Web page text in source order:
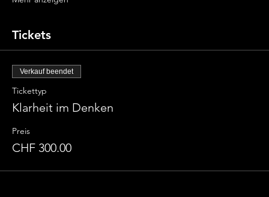
Tickets
Verkauf beendet
Tickettyp
Klarheit im Denken
Preis
CHF 300.00